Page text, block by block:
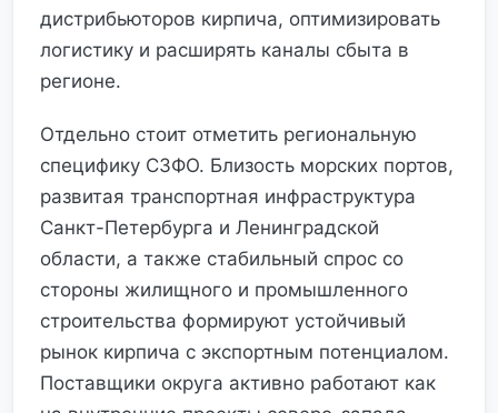
дистрибьюторов кирпича, оптимизировать
логистику и расширять каналы сбыта в
регионе.
Отдельно стоит отметить региональную
специфику СЗФО. Близость морских портов,
развитая транспортная инфраструктура
Санкт-Петербурга и Ленинградской
области, а также стабильный спрос со
стороны жилищного и промышленного
строительства формируют устойчивый
рынок кирпича с экспортным потенциалом.
Поставщики округа активно работают как